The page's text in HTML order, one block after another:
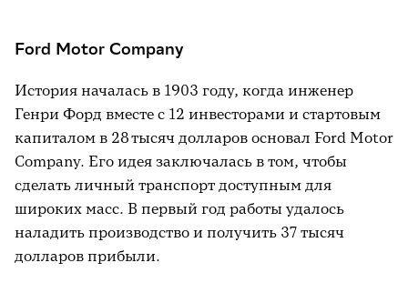
Ford Motor Company
История началась в 1903 году, когда инженер
Генри Форд вместе с 12 инвесторами и стартовым
капиталом в 28 тысяч долларов основал Ford Motor
Company. Его идея заключалась в том, чтобы
сделать личный транспорт доступным для
широких масс. В первый год работы удалось
наладить производство и получить 37 тысяч
долларов прибыли.